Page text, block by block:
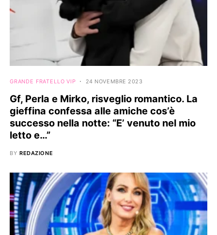
GRANDE FRATELLO VIP 24 NOVEMBRE 2023
Gf, Perla e Mirko, risveglio romantico. La
gieffina confessa alle amiche cos’è
successo nella notte: “E’ venuto nel mio
letto e…”
BY REDAZIONE